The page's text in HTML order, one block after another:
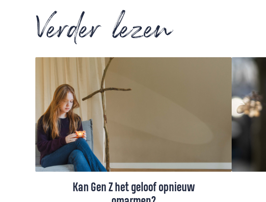
Verder lezen
Kan Gen Z het geloof opnieuw